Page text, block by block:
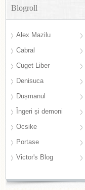
Blogroll
Alex Mazilu
Cabral
Cuget Liber
Denisuca
Dușmanul
Îngeri și demoni
Ocsike
Portase
Victor's Blog